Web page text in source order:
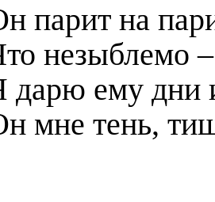
парит на
незыблемо
дарю ему дни
мне тень,